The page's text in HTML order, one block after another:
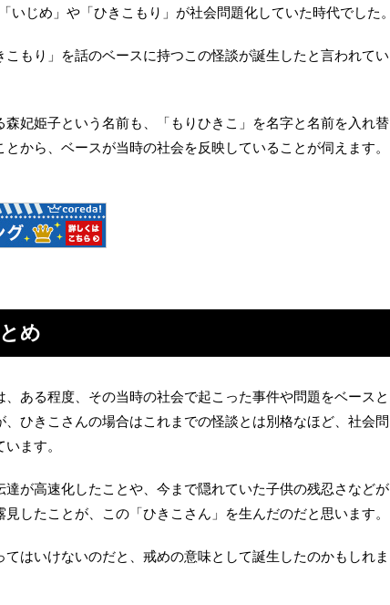
いじめ」や「ひきこもり」が社会問題化していた時代でした。
もり」を話のベースに持つこの怪談が誕生したと言われてい
森妃姫子という名前も、「もりひきこ」を名字と名前を入れ替
から、ベースが当時の社会を反映していることが伺えます。
め
ある程度、その当時の社会で起こった事件や問題をベースと
ひきこさんの場合はこれまでの怪談とは別格なほど、社会問
ます。
が高速化したことや、今まで隠れていた子供の残忍さなどが
したことが、この「ひきこさん」を生んだのだと思います。
てはいけないのだと、戒めの意味として誕生したのかもしれま